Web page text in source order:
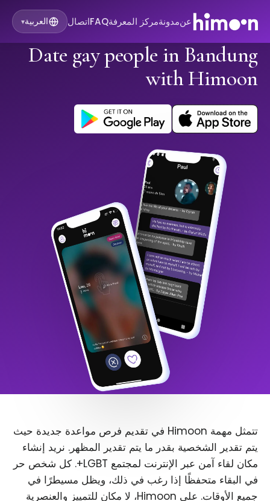
عنمدونةمركز المعرفةFAQاتصال العربية▾
Date gay people in Bandung
with Himoon
تتمثل مهمة Himoon في تقديم فرص مواعدة جديدة حيث
يتم تقدير الشخصية بقدر ما يتم تقدير المظهر. نريد إنشاء
مكان لقاء آمن عبر الإنترنت لمجتمع LGBT+. كل شخص حر
في البقاء متحفظًا إذا رغب في ذلك، ويظل مسيطرًا في
جميع الأوقات. على Himoon، لا مكان للتمييز والعنصرية